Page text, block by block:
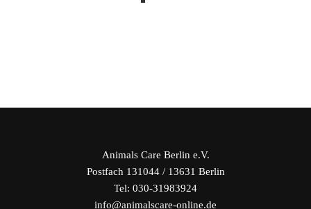
Animals Care Berlin e.V.
Postfach 131044 / 13631 Berlin
Tel: 030-31983924
info@animalscare-online.de